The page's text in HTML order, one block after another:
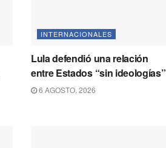
INTERNACIONALES
Lula defendió una relación
entre Estados “sin ideologías”
6 AGOSTO, 2026